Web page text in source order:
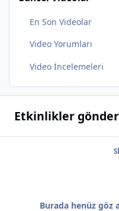
En Son Videolar
Video Yorumları
Video İncelemeleri
Etkinlikler
Burada henüz göz